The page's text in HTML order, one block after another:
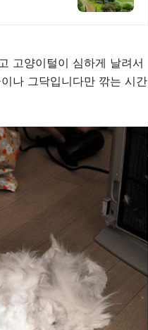
고양이털이 심하게 날려서
나 그닥입니다만 깎는 시간